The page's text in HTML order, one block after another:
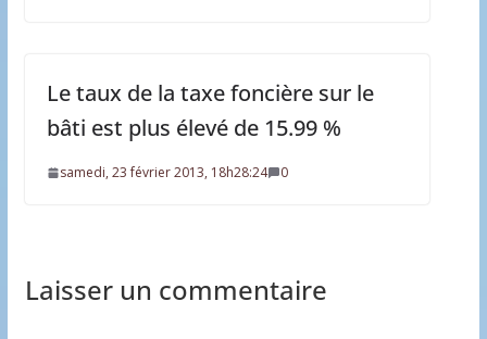
Le taux de la taxe foncière sur le
bâti est plus élevé de 15.99 %
samedi, 23 février 2013, 18h28:24 0
Laisser un commentaire